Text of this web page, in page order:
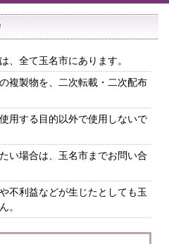
、全て玉名市にあります。
複製物を、二次転載・二次配布
用する目的以外で使用しないで
い場合は、玉名市までお問い合
不利益などが生じたとしても玉
。